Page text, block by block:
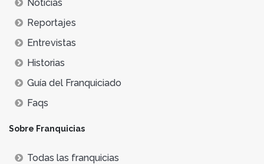
Noticias
Reportajes
Entrevistas
Historias
Guía del Franquiciado
Faqs
Sobre Franquicias
Todas las franquicias